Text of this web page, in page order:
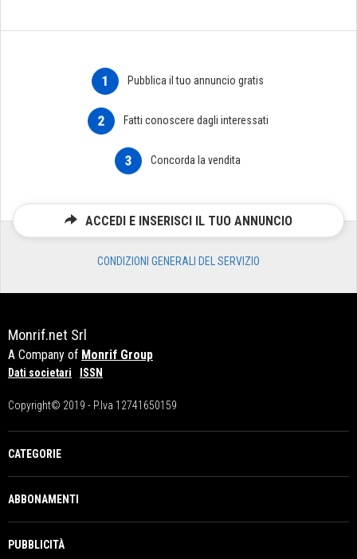
1 Pubblica il tuo annuncio gratis
2 Fatti conoscere dagli interessati
3 Concorda la vendita
ACCEDI E INSERISCI IL TUO ANNUNCIO
CONDIZIONI GENERALI DEL SERVIZIO
Monrif.net Srl
A Company of Monrif Group
Dati societari ISSN
Copyright© 2019 - P.Iva 12741650159
CATEGORIE
ABBONAMENTI
PUBBLICITÀ